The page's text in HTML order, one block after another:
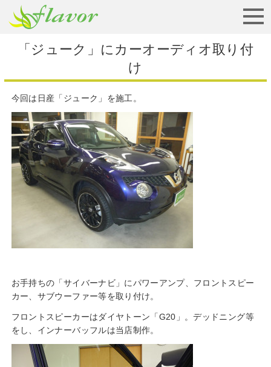
「ジューク」にカーオーディオ取り付
け
今回は日産「ジューク」を施工。
お手持ちの「サイバーナビ」にパワーアンプ、フロントスピー
カー、サブウーファー等を取り付け。
フロントスピーカーはダイヤトーン「G20」。デッドニング等
をし、インナーバッフルは当店制作。